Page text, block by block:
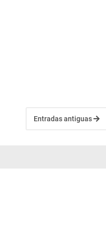
Entradas antiguas